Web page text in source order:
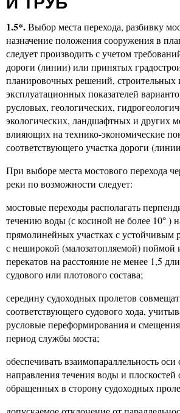
1.5*.Выбор места перехода, разбивку
назначение положения сооружения в
следует производить с учетом
дороги (линии) или принятых
планировочных решений, строительных
эксплуатационных показателей
русловых, геологических,
экологических, ландшафтных и других
влияющих на технико-экономические
соответствующего участка дороги
При выборе места мостового перехода
реки по возможности следует:
мостовые переходы располагать
течению воды (с косиной не более 10° )
прямолинейных участках с устойчивым
с неширокой (малозатопляемой) поймой
перекатов на расстояние не менее 1,5
судового или плотового состава;
середину судоходных пролетов
соответствующего судового хода,
русловые переформирования и
период службы моста;
обеспечивать взаимопараллельность оси
направления течения воды и плоскостей
обращенных в сторону судоходных